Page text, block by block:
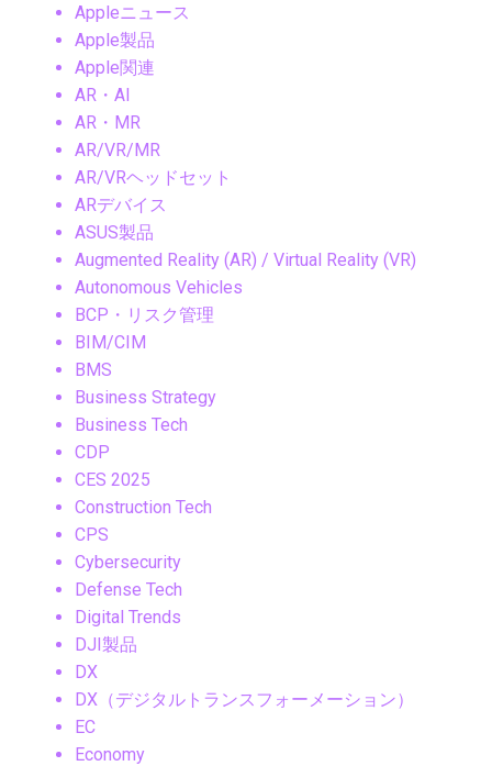
Appleニュース
Apple製品
Apple関連
AR・AI
AR・MR
AR/VR/MR
AR/VRヘッドセット
ARデバイス
ASUS製品
Augmented Reality (AR) / Virtual Reality (VR)
Autonomous Vehicles
BCP・リスク管理
BIM/CIM
BMS
Business Strategy
Business Tech
CDP
CES 2025
Construction Tech
CPS
Cybersecurity
Defense Tech
Digital Trends
DJI製品
DX
DX（デジタルトランスフォーメーション）
EC
Economy